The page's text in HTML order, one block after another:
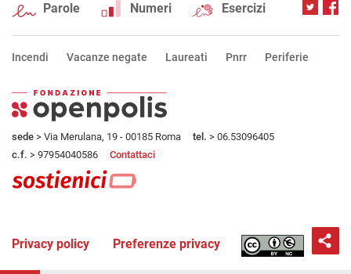
Parole Numeri Esercizi
Incendi Vacanze negate Laureati Pnrr Periferie
sede > Via Merulana, 19 - 00185 Roma tel. > 06.53096405
c.f. > 97954040586 Contattaci
Privacy policy Preferenze privacy